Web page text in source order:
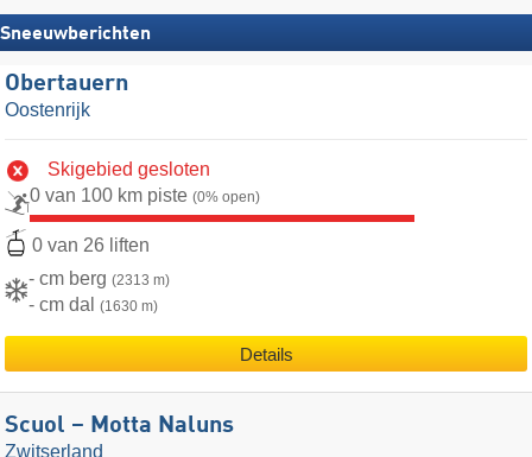
Sneeuwberichten
Obertauern
Oostenrijk
Skigebied gesloten
0 van 100 km piste (0% open)
0 van 26 liften
- cm berg (2313 m)
- cm dal (1630 m)
Details
Scuol – Motta Naluns
Zwitserland